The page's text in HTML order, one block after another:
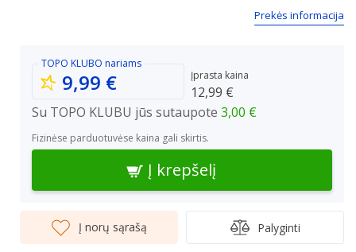
Prekės informacija
TOPO KLUBO nariams
9,99 € Įprasta kaina
12,99 €
Su TOPO KLUBU jūs sutaupote 3,00 €
Fizinėse parduotuvėse kaina gali skirtis.
Į krepšelį
Į norų sąrašą Palyginti